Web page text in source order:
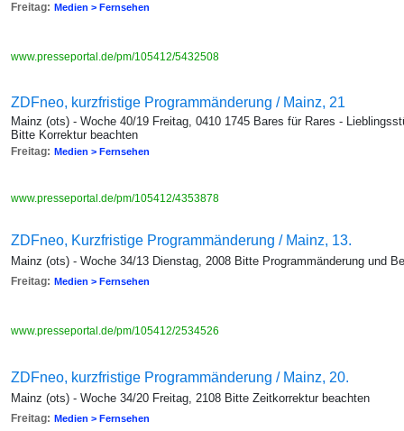
Freitag: Medien > Fernsehen
www.presseportal.de/pm/105412/5432508
ZDFneo, kurzfristige Programmänderung / Mainz, 21
Mainz (ots) - Woche 40/19 Freitag, 0410 1745 Bares für Rares -
Bitte Korrektur beachten
Freitag: Medien > Fernsehen
www.presseportal.de/pm/105412/4353878
ZDFneo, Kurzfristige Programmänderung / Mainz, 13.
Mainz (ots) - Woche 34/13 Dienstag, 2008 Bitte Programmänderung und
Freitag: Medien > Fernsehen
www.presseportal.de/pm/105412/2534526
ZDFneo, kurzfristige Programmänderung / Mainz, 20.
Mainz (ots) - Woche 34/20 Freitag, 2108 Bitte Zeitkorrektur beachten
Freitag: Medien > Fernsehen